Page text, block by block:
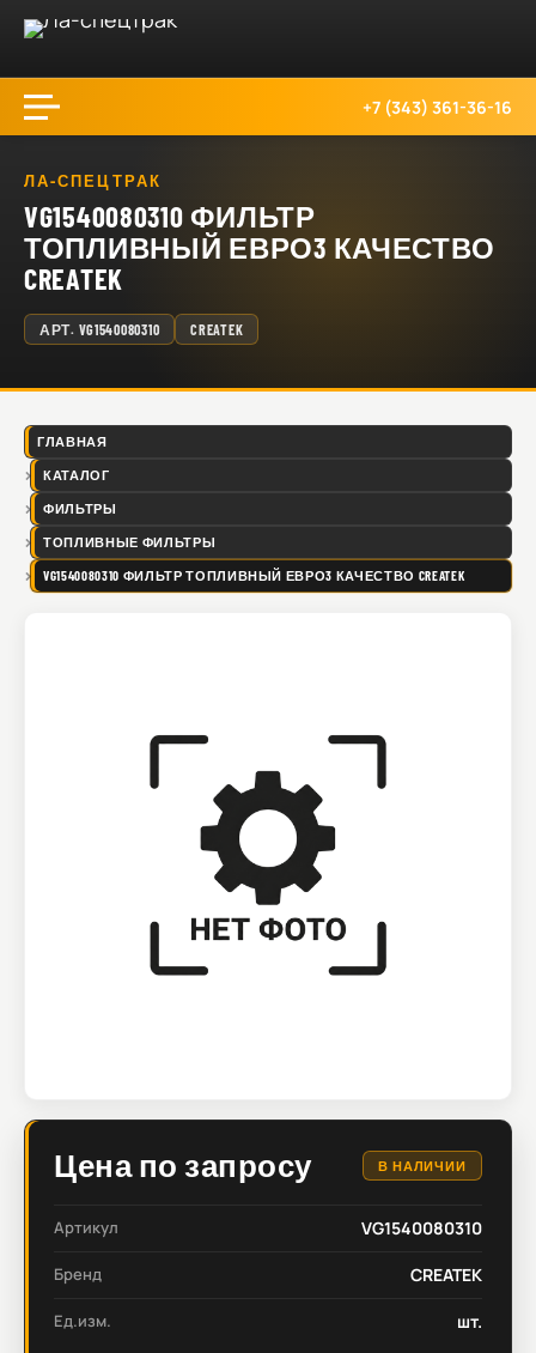
+7 (343) 361-36-16
ЛА-СПЕЦТРАК
VG1540080310 ФИЛЬТР
ТОПЛИВНЫЙ ЕВРО3 КАЧЕСТВО
CREATEK
АРТ. VG1540080310 CREATEK
ГЛАВНАЯ
КАТАЛОГ
ФИЛЬТРЫ
ТОПЛИВНЫЕ ФИЛЬТРЫ
VG1540080310 ФИЛЬТР ТОПЛИВНЫЙ ЕВРО3 КАЧЕСТВО CREATEK
Цена по запросу В НАЛИЧИИ
Артикул VG1540080310
Бренд CREATEK
Ед.изм. шт.